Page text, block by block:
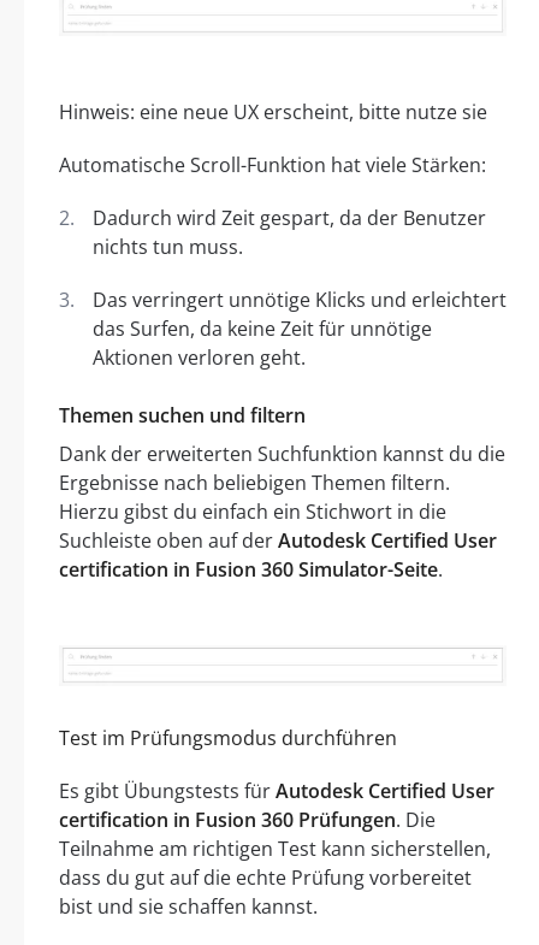
Hinweis: eine neue UX erscheint, bitte nutze sie
Automatische Scroll-Funktion hat viele Stärken:
Dadurch wird Zeit gespart, da der Benutzer
nichts tun muss.
Das verringert unnötige Klicks und erleichtert
das Surfen, da keine Zeit für unnötige
Aktionen verloren geht.
Themen suchen und filtern
Dank der erweiterten Suchfunktion kannst du die
Ergebnisse nach beliebigen Themen filtern.
Hierzu gibst du einfach ein Stichwort in die
Suchleiste oben auf derAutodesk Certified User
certification in Fusion 360 Simulator-Seite.
Test im Prüfungsmodus durchführen
Es gibt Übungstests fürAutodesk Certified User
certification in Fusion 360 Prüfungen. Die
Teilnahme am richtigen Test kann sicherstellen,
dass du gut auf die echte Prüfung vorbereitet
bist und sie schaffen kannst.